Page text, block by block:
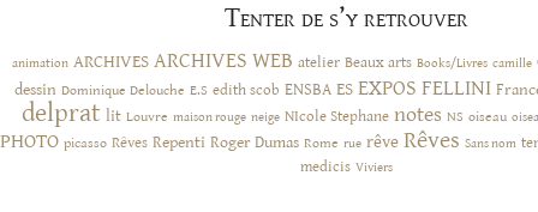
Tenter de s’y retrouver
animation ARCHIVES ARCHIVES WEB atelier Beaux arts Books/Livres camille
dessin Dominique Delouche E.S edith scob ENSBA ES EXPOS FELLINI
delprat lit Louvre maison rouge neige NIcole Stephane notes NS oiseau
PHOTO picasso Rêves Repenti Roger Dumas Rome rue rêve Rêves Sans nom
medicis Viviers